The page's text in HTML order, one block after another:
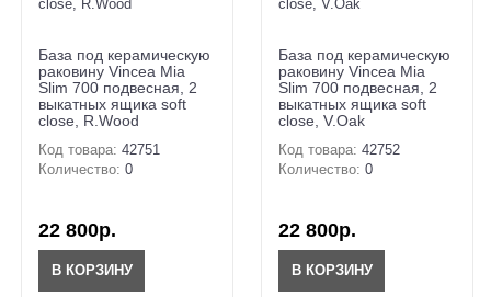
База под керамическую
раковину Vincea Mia
Slim 700 подвесная, 2
выкатных ящика soft
close, R.Wood
Код товара: 42751
Количество: 0
22 800р.
В КОРЗИНУ
База под керамическую
раковину Vincea Mia
Slim 700 подвесная, 2
выкатных ящика soft
close, V.Oak
Код товара: 42752
Количество: 0
22 800р.
В КОРЗИНУ